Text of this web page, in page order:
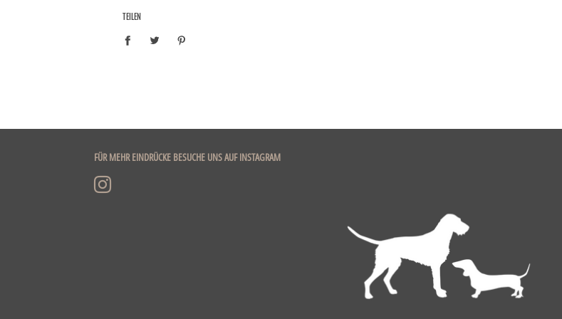
TEILEN
FÜR MEHR EINDRÜCKE BESUCHE UNS AUF INSTAGRAM